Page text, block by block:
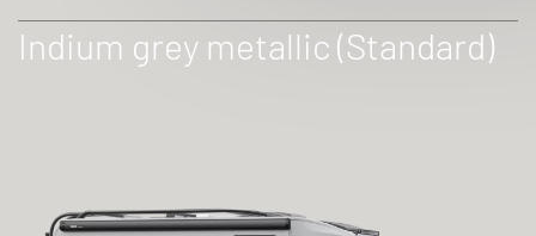
Indium grey metallic (Standard)